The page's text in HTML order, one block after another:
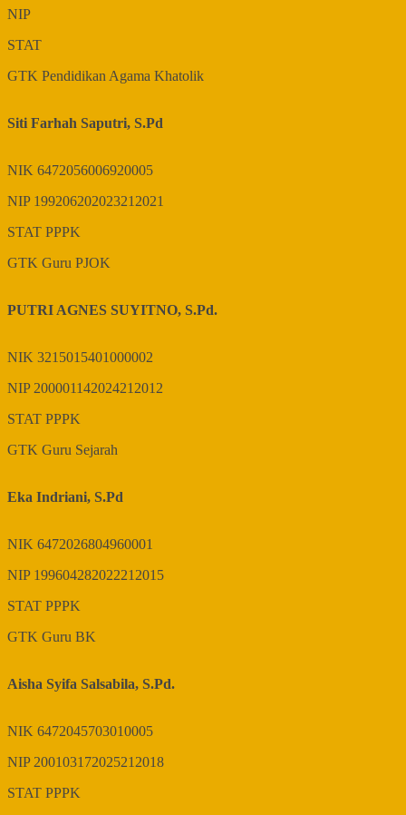
NIP
STAT
GTK Pendidikan Agama Khatolik
Siti Farhah Saputri, S.Pd
NIK 6472056006920005
NIP 199206202023212021
STAT PPPK
GTK Guru PJOK
PUTRI AGNES SUYITNO, S.Pd.
NIK 3215015401000002
NIP200001142024212012
STAT PPPK
GTK Guru Sejarah
Eka Indriani, S.Pd
NIK 6472026804960001
NIP 199604282022212015
STAT PPPK
GTK Guru BK
Aisha Syifa Salsabila, S.Pd.
NIK 6472045703010005
NIP200103172025212018
STAT PPPK